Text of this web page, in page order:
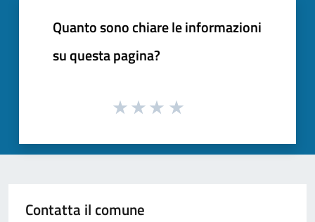
Quanto sono chiare le informazioni
su questa pagina?
Contatta il comune